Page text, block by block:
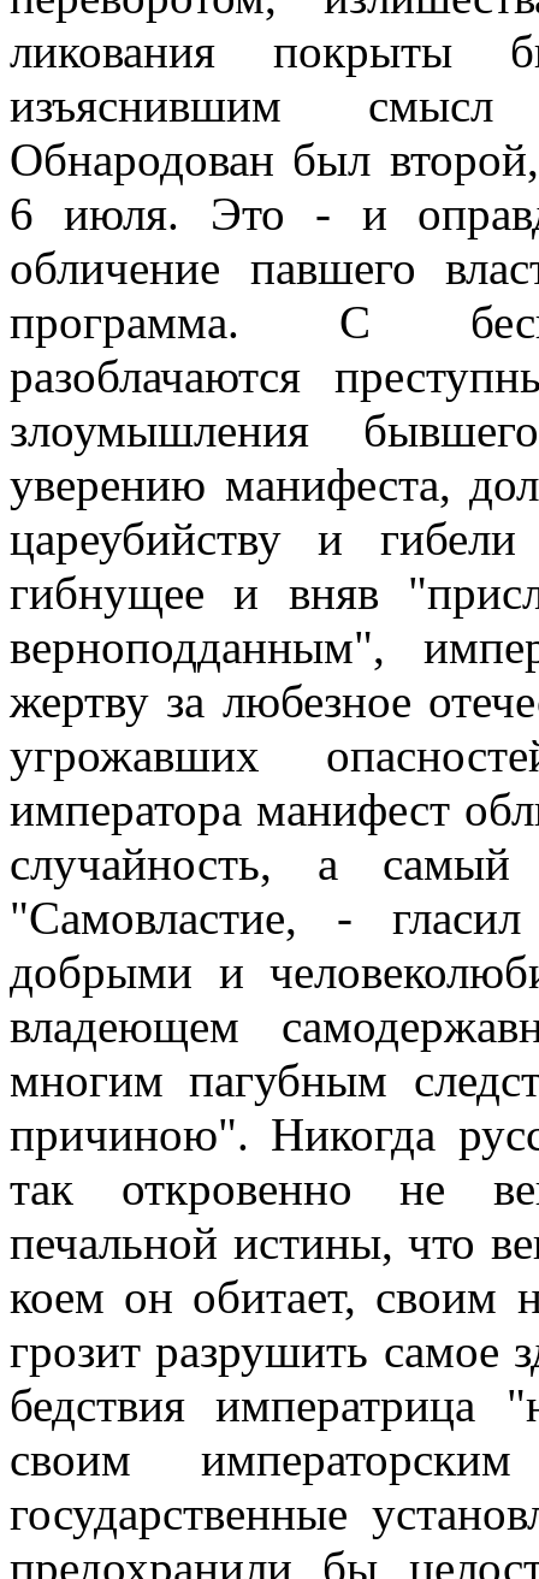
ликования покрыты
изъяснившим смысл
Обнародован был
6 июля. Это - и
обличение павшего
программа. С
разоблачаются
злоумышления
уверению манифеста,
цареубийству и гибели
гибнущее и вняв
верноподданным",
жертву за любезное
угрожавших
императора манифест
случайность, а самый
"Самовластие, -
добрыми и
владеющем
многим пагубным
причиною". Никогда
так откровенно не
печальной истины, что
коем он обитает, своим
грозит разрушить самое
бедствия императрица
своим
государственные
предохранили бы